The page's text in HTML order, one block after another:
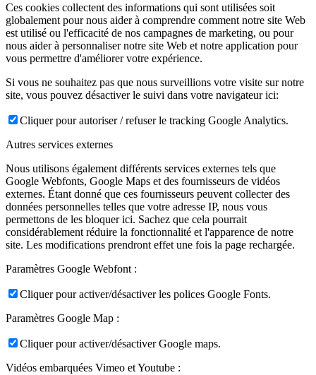
Ces cookies collectent des informations qui sont utilisées soit
globalement pour nous aider à comprendre comment notre site Web
est utilisé ou l'efficacité de nos campagnes de marketing, ou pour
nous aider à personnaliser notre site Web et notre application pour
vous permettre d'améliorer votre expérience.
Si vous ne souhaitez pas que nous surveillions votre visite sur notre
site, vous pouvez désactiver le suivi dans votre navigateur ici:
Cliquer pour autoriser / refuser le tracking Google Analytics.
Autres services externes
Nous utilisons également différents services externes tels que
Google Webfonts, Google Maps et des fournisseurs de vidéos
externes. Étant donné que ces fournisseurs peuvent collecter des
données personnelles telles que votre adresse IP, nous vous
permettons de les bloquer ici. Sachez que cela pourrait
considérablement réduire la fonctionnalité et l'apparence de notre
site. Les modifications prendront effet une fois la page rechargée.
Paramètres Google Webfont :
Cliquer pour activer/désactiver les polices Google Fonts.
Paramètres Google Map :
Cliquer pour activer/désactiver Google maps.
Vidéos embarquées Vimeo et Youtube :